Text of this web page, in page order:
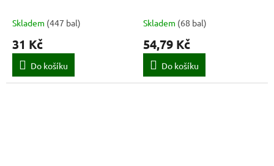
Skladem (447 bal)
31 Kč
Do košíku
Skladem (68 bal)
54,79 Kč
Do košíku